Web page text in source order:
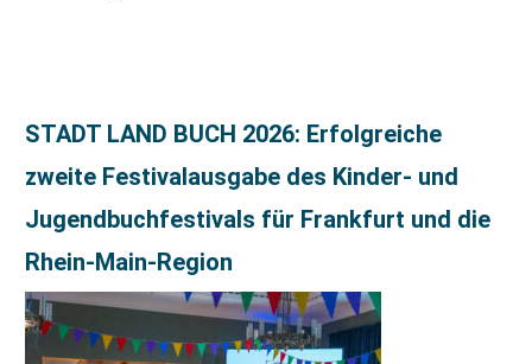
STADT LAND BUCH 2026: Erfolgreiche
zweite Festivalausgabe des Kinder- und
Jugendbuchfestivals für Frankfurt und die
Rhein-Main-Region